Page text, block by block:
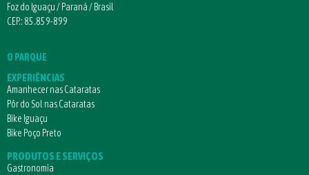
Foz do Iguaçu / Paraná / Brasil
CEP.: 85.859-899
O PARQUE
EXPERIÊNCIAS
Amanhecer nas Cataratas
Pôr do Sol nas Cataratas
Bike Iguaçu
Bike Poço Preto
PRODUTOS E SERVIÇOS
Gastronomia